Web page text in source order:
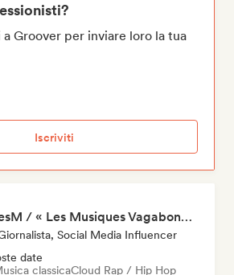
Groover per inviare loro la tua
Iscriviti
GeorgesM / « Les Musiques Vagabondes » - Content Creator
Social Media Influencer
date
classicaCloud Rap / Hip Hop